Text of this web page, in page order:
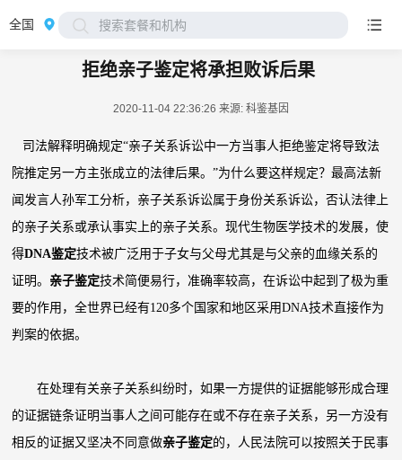
全国 搜索套餐和机构
拒绝亲子鉴定将承担败诉后果
2020-11-04 22:36:26 来源: 科鉴基因
司法解释明确规定“亲子关系诉讼中一方当事人拒绝鉴定将导致法
院推定另一方主张成立的法律后果。”为什么要这样规定？最高法新
闻发言人孙军工分析，亲子关系诉讼属于身份关系诉讼，否认法律上
的亲子关系或承认事实上的亲子关系。现代生物医学技术的发展，使
得DNA鉴定技术被广泛用于子女与父母尤其是与父亲的血缘关系的
证明。 亲子鉴定技术简便易行，准确率较高，在诉讼中起到了极为重
要的作用，全世界已经有120多个国家和地区采用DNA技术直接作为
判案的依据。
在处理有关亲子关系纠纷时，如果一方提供的证据能够形成合理
的证据链条证明当事人之间可能存在或不存在亲子关系，另一方没有
相反的证据又坚决不同意做亲子鉴定的，人民法院可以按照关于民事